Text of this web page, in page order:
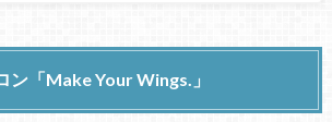
ン「Make Your Wings.」